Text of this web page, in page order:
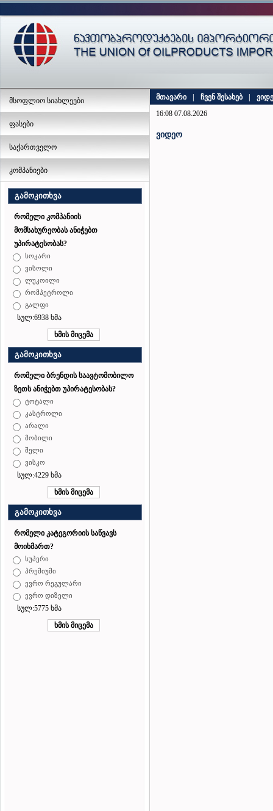
მსოფლიო სიახლეები
ფასები
საქართველო
კომპანიები
გამოკითხვა
რომელი კომპანიის
მომსახურეობას ანიჭებთ
უპირატესობას?
სოკარი
ვისოლი
ლუკოილი
რომპეტროლი
გალფი
სულ:6938 ხმა
გამოკითხვა
რომელი ბრენდის საავტომობილო
ზეთს ანიჭებთ უპირატესობას?
ტოტალი
კასტროლი
არალი
მობილი
შელი
ვისკო
სულ:4229 ხმა
გამოკითხვა
რომელი კატეგორიის საწვავს
მოიხმართ?
სუპერი
პრემიუმი
ევრო რეგულარი
ევრო დიზელი
სულ:5775 ხმა
მთავარი ჩვენ შესახებ
16:08 07.08.2026
ვიდეო